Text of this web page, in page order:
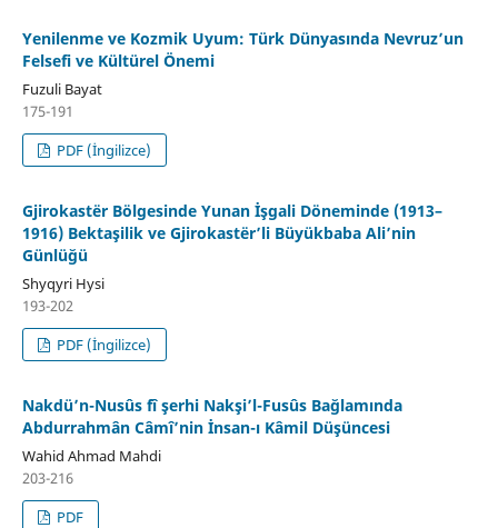
Yenilenme ve Kozmik Uyum: Türk Dünyasında Nevruz’un
Felsefi ve Kültürel Önemi
Fuzuli Bayat
175-191
PDF (İngilizce)
Gjirokastër Bölgesinde Yunan İşgali Döneminde (1913–
1916) Bektaşilik ve Gjirokastër’li Büyükbaba Ali’nin
Günlüğü
Shyqyri Hysi
193-202
PDF (İngilizce)
Nakdü’n-Nusûs fî şerhi Nakşi’l-Fusûs Bağlamında
Abdurrahmân Câmî’nin İnsan-ı Kâmil Düşüncesi
Wahid Ahmad Mahdi
203-216
PDF